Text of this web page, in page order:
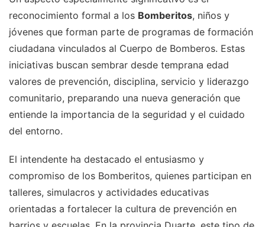
reconocimiento formal a los Bomberitos, niños y
jóvenes que forman parte de programas de formación
ciudadana vinculados al Cuerpo de Bomberos. Estas
iniciativas buscan sembrar desde temprana edad
valores de prevención, disciplina, servicio y liderazgo
comunitario, preparando una nueva generación que
entiende la importancia de la seguridad y el cuidado
del entorno.
El intendente ha destacado el entusiasmo y
compromiso de los Bomberitos, quienes participan en
talleres, simulacros y actividades educativas
orientadas a fortalecer la cultura de prevención en